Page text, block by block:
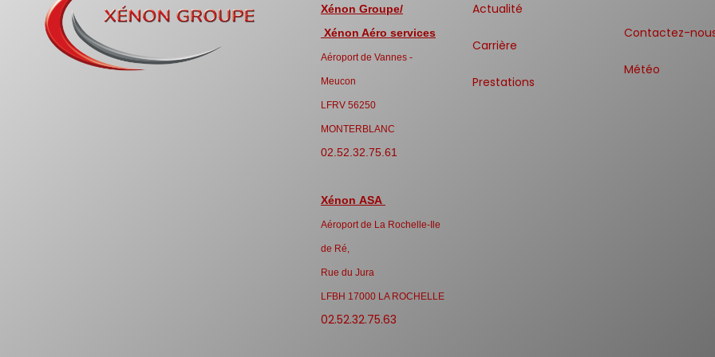
Xénon Groupe/
Xénon Aéro services
Aéroport de Vannes -
Meucon
LFRV 56250
MONTERBLANC
02.52.32.75.61
Xénon ASA
Aéroport de La Rochelle-Ile
de Ré,
Rue du Jura
LFBH 17000 LA ROCHELLE
02.52.32.75.63
Actualité
Carrière
Prestations
Contactez-
Météo